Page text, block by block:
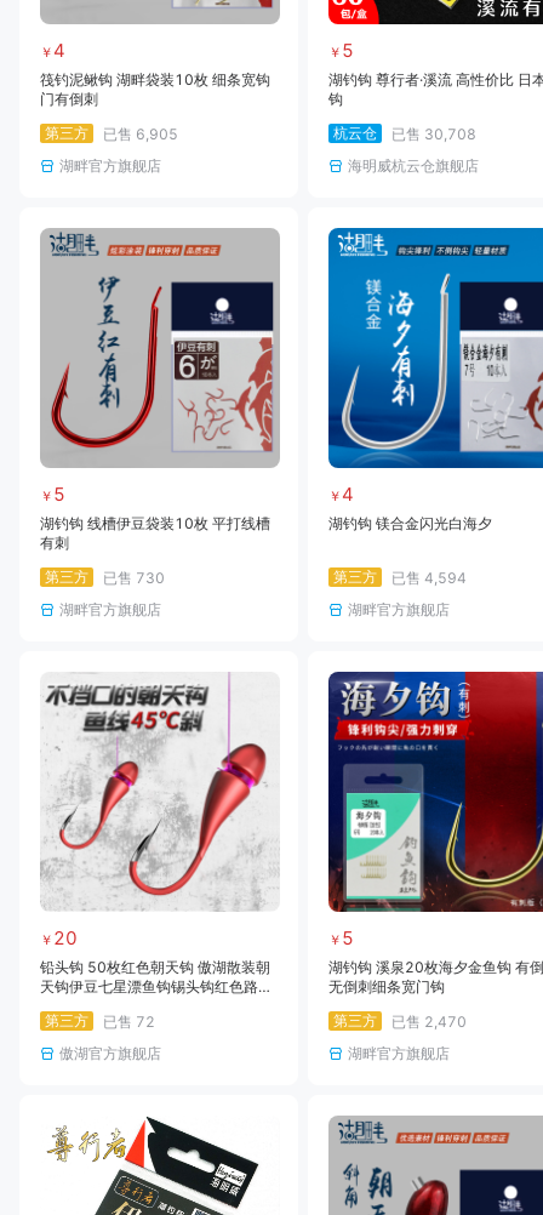
￥ 4
筏钓泥鳅钩 湖畔袋装10枚 细条宽钩
门有倒刺
第三方
已售 6,905
湖畔官方旗舰店
￥ 5
湖钓钩 尊行者·溪流 高性价比 日
钩
杭云仓
已售 30,708
海明威杭云仓旗舰店
￥ 5
湖钓钩 线槽伊豆袋装10枚 平打线槽
有刺
第三方
已售 730
湖畔官方旗舰店
￥ 4
湖钓钩 镁合金闪光白海夕
第三方 已售 4,594
湖畔官方旗舰店
￥ 20
铅头钩 50枚红色朝天钩 傲湖散装朝
天钩伊豆七星漂鱼钩锡头钩红色路亚
第三方
已售 72
傲湖官方旗舰店
￥ 5
湖钓钩 溪泉20枚海夕金鱼钩 有
无倒刺细条宽门钩
第三方
已售 2,470
湖畔官方旗舰店